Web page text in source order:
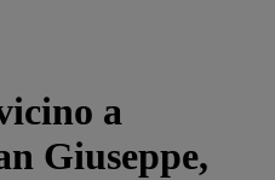
a
Giuseppe,